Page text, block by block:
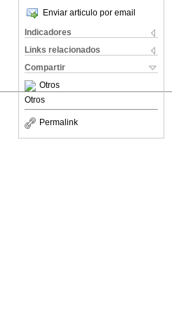
Enviar articulo por email
Indicadores
Links relacionados
Compartir
Otros
Otros
Permalink